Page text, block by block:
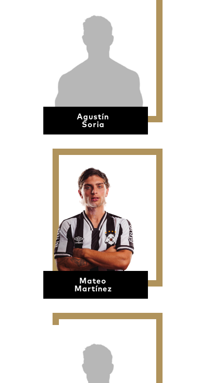
Agustín
Soria
Mateo
Martínez